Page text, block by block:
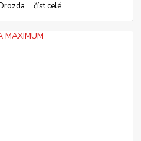
...číst celé